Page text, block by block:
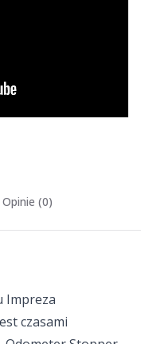
Opinie (0)
Impreza
czasami